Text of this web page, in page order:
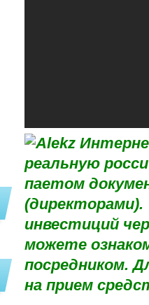
реальную
паетом
инвестиций
можете
посредником.
на прием